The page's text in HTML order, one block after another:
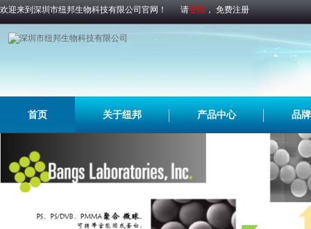
欢迎来到深圳市纽邦生物科技有限公司官网！ 请登陆 ， 免费注册
首页 关于纽邦 产品中心 品